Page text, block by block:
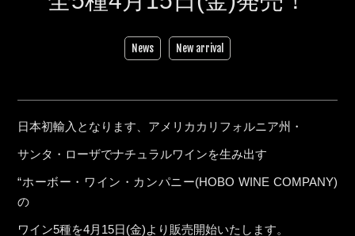
News New arrival
日本初輸入となります、アメリカカリフォルニア州・
サンタ・ローザでナチュラルワインを生み出す
“ホーボー・ワイン・カンパニー(HOBO WINE COMPANY)
の
ワイン5種を4月15日(金)より販売開始いたします。